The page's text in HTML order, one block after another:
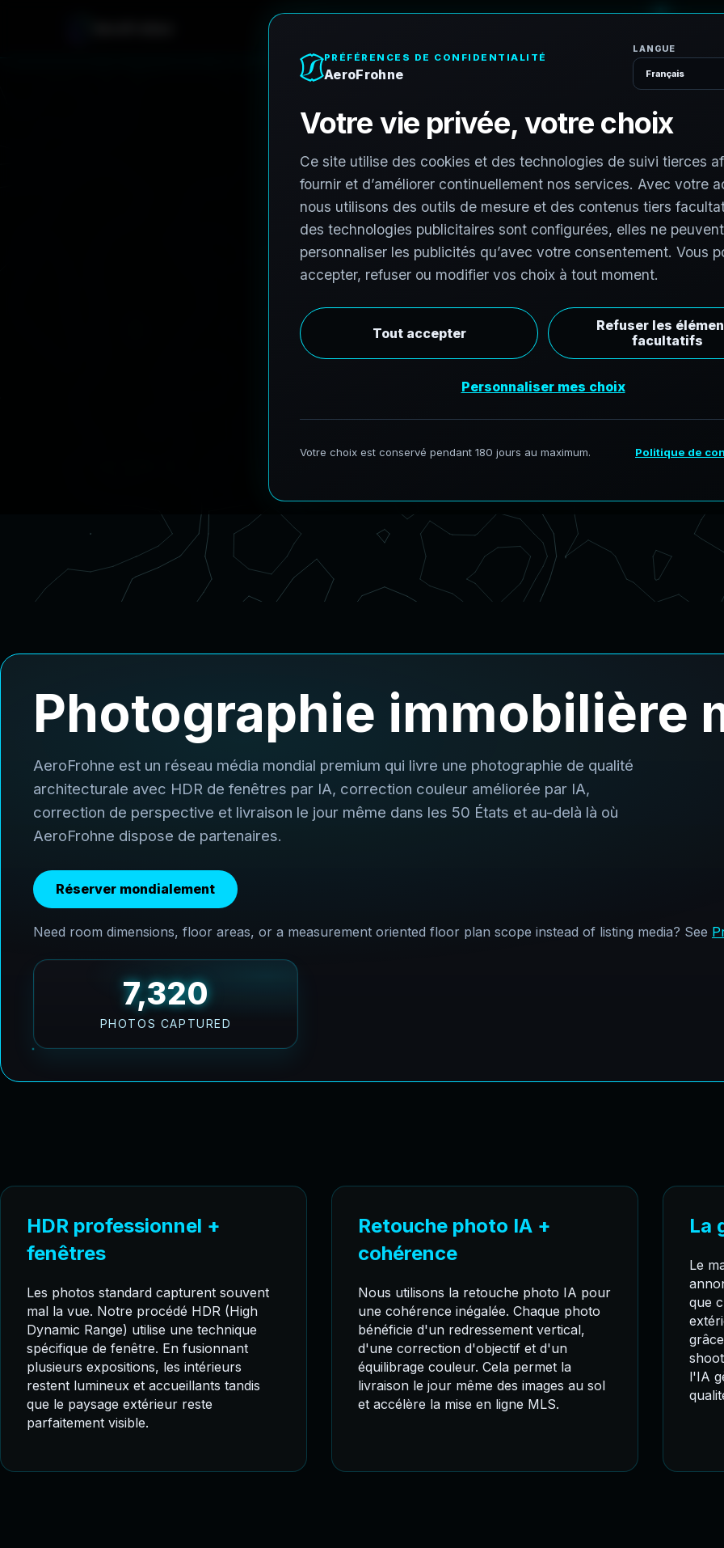
Photographie immobilière
AeroFrohne est un réseau média mondial premium qui livre une photographie de qualité
architecturale avec HDR de fenêtres par IA, correction couleur améliorée par IA,
correction de perspective et livraison le jour même dans les 50 États et au-delà là où
AeroFrohne dispose de partenaires.
Réserver mondialement
Need room dimensions, floor areas, or a measurement oriented floor plan scope instead of listing media? See
36,600
PHOTOS CAPTURED
HDR professionnel +
fenêtres
Les photos standard capturent souvent
mal la vue. Notre procédé HDR (High
Dynamic Range) utilise une technique
spécifique de fenêtre. En fusionnant
plusieurs expositions, les intérieurs
restent lumineux et accueillants tandis
que le paysage extérieur reste
parfaitement visible.
Retouche photo IA +
cohérence
Nous utilisons la retouche photo IA pour
une cohérence inégalée. Chaque photo
bénéficie d'un redressement vertical,
d'une correction d'objectif et d'un
équilibrage couleur. Cela permet la
livraison le jour même des images au sol
et accélère la mise en ligne MLS.
La
Le
que
l'IA